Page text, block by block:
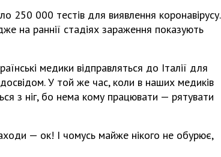
250 000 тестів для виявлення коронавірусу.
на раннії стадіях зараження показують
медики відправляться до Італії для
У той же час, коли в наших медиків
з ніг, бо нема кому працювати — рятувати
— ок! І чомусь майже нікого не обурює,